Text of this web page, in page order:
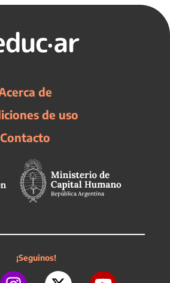
de
de uso
Contacto
¡Seguinos!